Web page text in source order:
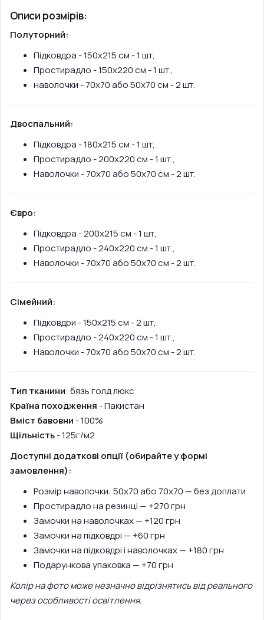
Описи розмірів:
Полуторний:
Підковдра - 150х215 см - 1 шт,
Простирадло - 150х220 см - 1 шт.,
наволочки - 70х70 або 50х70 см - 2 шт.
Двоспальний:
Підковдра - 180х215 см - 1 шт,
Простирадло - 200х220 см - 1 шт.,
Наволочки - 70х70 або 50х70 см - 2 шт.
Євро:
Підковдра - 200х215 см - 1 шт,
Простирадло - 240х220 см - 1 шт.,
Наволочки - 70х70 або 50х70 см - 2 шт.
Сімейний:
Підковдри - 150х215 см - 2 шт,
Простирадло - 240х220 см - 1 шт.,
Наволочки - 70х70 або 50х70 см - 2 шт.
Тип тканини: бязь голд люкс
Країна походження - Пакистан
Вміст бавовни - 100%
Щільність- 125г/м2
Доступні додаткові опції (обирайте у формі
замовлення):
Розмір наволочки: 50х70 або 70х70 — без доплати
Простирадло на резинці — +270 грн
Замочки на наволочках — +120 грн
Замочки на підковдрі — +60 грн
Замочки на підковдрі і наволочках — +180 грн
Подарункова упаковка — +70 грн
Колір на фото може незначно відрізнятись від реального
через особливості освітлення.